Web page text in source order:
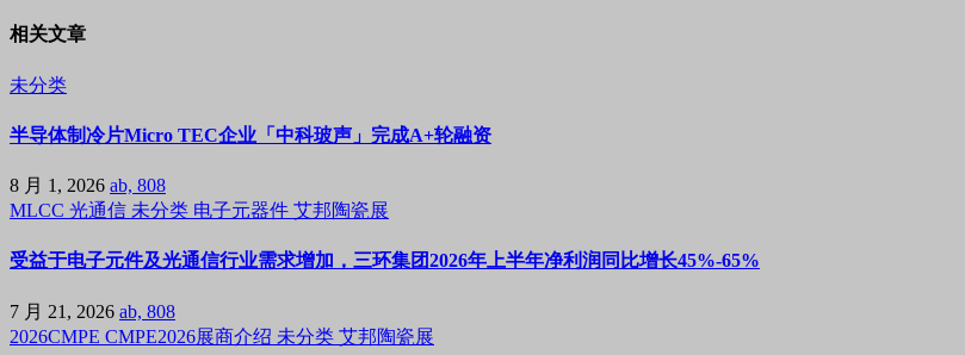
相关文章
未分类
半导体制冷片Micro TEC企业「中科玻声」完成A+轮融资
8 月 1, 2026 ab, 808
MLCC 光通信 未分类 电子元器件 艾邦陶瓷展
受益于电子元件及光通信行业需求增加，三环集团2026年上半年净利润同比增长45%-65%
7 月 21, 2026 ab, 808
2026CMPE CMPE2026展商介绍 未分类 艾邦陶瓷展